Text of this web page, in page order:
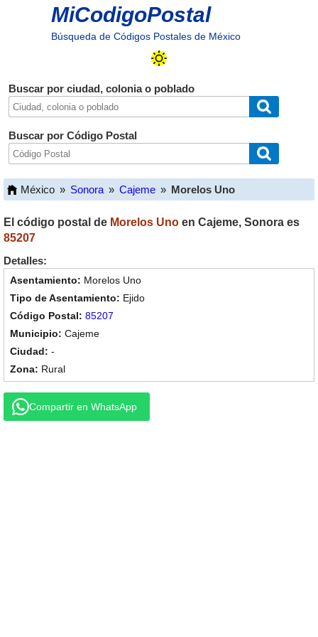
MiCodigoPostal
Búsqueda de Códigos Postales de México
Buscar por ciudad, colonia o poblado
Buscar por Código Postal
México » Sonora » Cajeme » Morelos Uno
El código postal de Morelos Uno en Cajeme, Sonora es
85207
Detalles:
Morelos Uno
Ejido
85207
Cajeme
-
Rural
Compartir en WhatsApp